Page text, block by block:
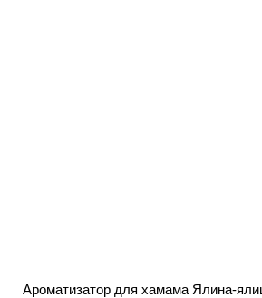
Ароматизатор для хамама Ялина-